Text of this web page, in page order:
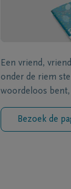
Een vriend,
onder de riem
woordeloos
Bezoek de